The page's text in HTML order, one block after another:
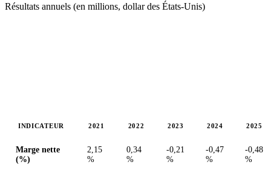
Résultats annuels (en millions, dollar des États-Unis)
INDICATEUR 2021 2022 2023 2024 2025
Marge nette
(%)
2,15
%
0,34
%
-0,21
%
-0,47
%
-0,48
%